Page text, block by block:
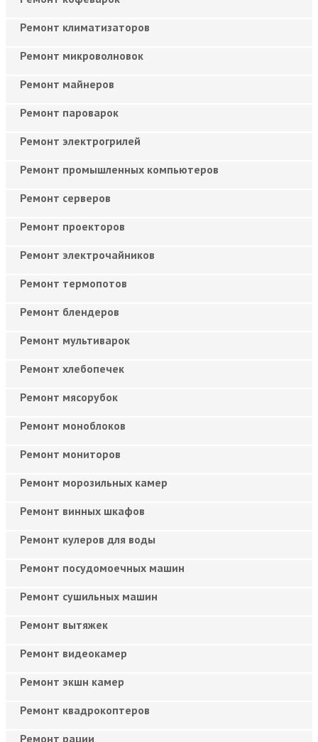
Ремонт климатизаторов
Ремонт микроволновок
Ремонт майнеров
Ремонт пароварок
Ремонт электрогрилей
Ремонт промышленных компьютеров
Ремонт серверов
Ремонт проекторов
Ремонт электрочайников
Ремонт термопотов
Ремонт блендеров
Ремонт мультиварок
Ремонт хлебопечек
Ремонт мясорубок
Ремонт моноблоков
Ремонт мониторов
Ремонт морозильных камер
Ремонт винных шкафов
Ремонт кулеров для воды
Ремонт посудомоечных машин
Ремонт сушильных машин
Ремонт вытяжек
Ремонт видеокамер
Ремонт экшн камер
Ремонт квадрокоптеров
Ремонт рации